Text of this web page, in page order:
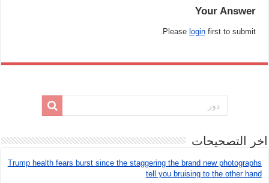
Your Answer
Please loginfirst to submit.
اخر التصحيحات
Trump health fears burst since the staggering the brand new photographs
tell you bruising to the other hand